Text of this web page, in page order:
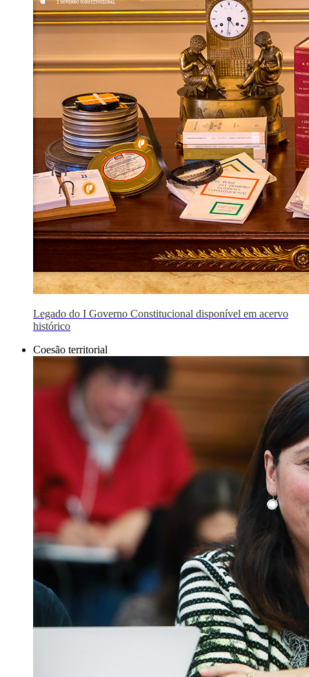
Legado do I Governo Constitucional disponível em acervo
histórico
Coesão territorial